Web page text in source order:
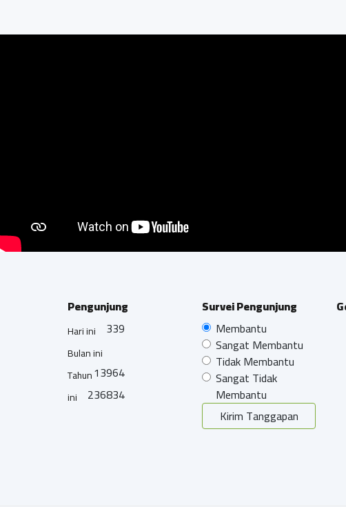
Pengunjung
Hari ini 339
Bulan ini
13964
Tahun
ini
236834
Survei Pengunjung
Membantu
Sangat Membantu
Tidak Membantu
Sangat Tidak
Membantu
Kirim Tanggapan